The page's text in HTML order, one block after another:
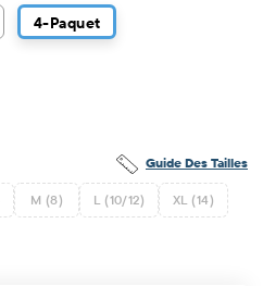
4-Paquet
Guide Des Tailles
M (8) L (10/12) XL (14)